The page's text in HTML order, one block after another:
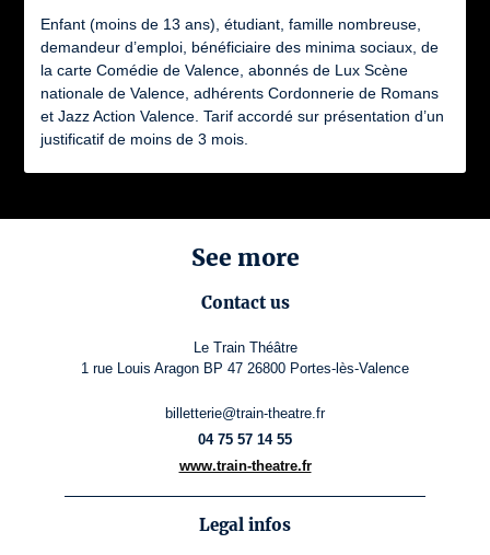
Enfant (moins de 13 ans), étudiant, famille nombreuse,
demandeur d’emploi, bénéficiaire des minima sociaux, de
la carte Comédie de Valence, abonnés de Lux Scène
nationale de Valence, adhérents Cordonnerie de Romans
et Jazz Action Valence. Tarif accordé sur présentation d’un
justificatif de moins de 3 mois.
See more
Contact us
Le Train Théâtre
1 rue Louis Aragon BP 47 26800 Portes-lès-Valence
billetterie@train-theatre.fr
04 75 57 14 55
www.train-theatre.fr
Legal infos